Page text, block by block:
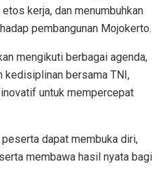
kerja, dan menumbuhkan
pembangunan Mojokerto.
mengikuti berbagai agenda,
kedisiplinan bersama TNI,
untuk mempercepat
dapat membuka diri,
membawa hasil nyata bagi